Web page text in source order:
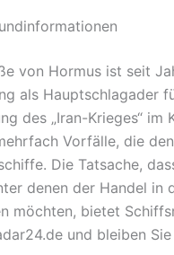
von Hormus ist seit
als Hauptschlagader
des „Iran-Krieges“
Vorfälle, die
Die Tatsache,
denen der Handel in
möchten, bietet
und bleiben